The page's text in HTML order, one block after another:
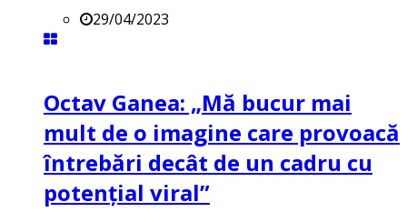
29/04/2023
Octav Ganea: „Mă bucur mai
mult de o imagine care provoacă
întrebări decât de un cadru cu
potenţial viral”